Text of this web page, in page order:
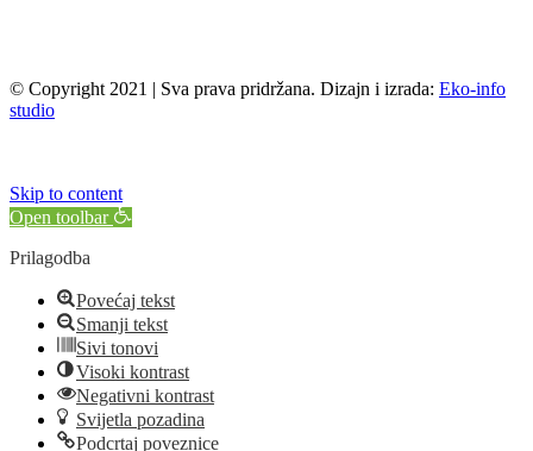
© Copyright 2021 | Sva prava pridržana. Dizajn i izrada: Eko-info
studio
Skip to content
Open toolbar
Prilagodba
Povećaj tekst
Smanji tekst
Sivi tonovi
Visoki kontrast
Negativni kontrast
Svijetla pozadina
Podcrtaj poveznice